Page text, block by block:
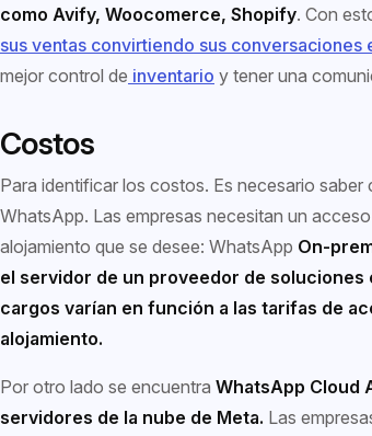
como Avify, Woocomerce, Shopify. Con
sus ventas convirtiendo sus conversaciones
mejor control de inventario y tener una
Costos
Para identificar los costos. Es necesario
WhatsApp. Las empresas necesitan un
alojamiento que se desee: WhatsApp On-
el servidor de un proveedor de soluciones
cargos varían en función a las tarifas de
alojamiento.
Por otro lado se encuentra WhatsApp Cloud
servidores de la nube de Meta. Las